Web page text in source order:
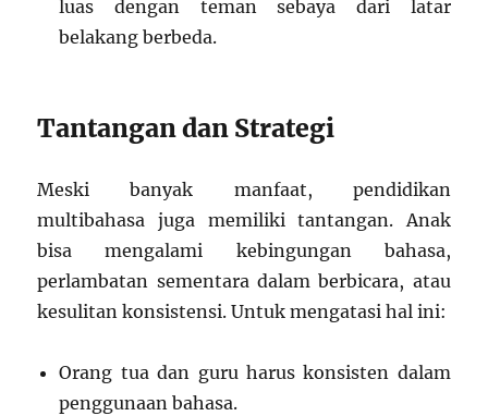
luas dengan teman sebaya dari latar
belakang berbeda.
Tantangan dan Strategi
Meski banyak manfaat, pendidikan
multibahasa juga memiliki tantangan. Anak
bisa mengalami kebingungan bahasa,
perlambatan sementara dalam berbicara, atau
kesulitan konsistensi. Untuk mengatasi hal ini:
Orang tua dan guru harus konsisten dalam
penggunaan bahasa.